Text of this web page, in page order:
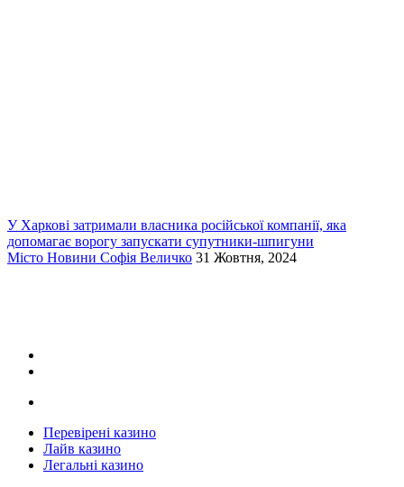
У Харкові затримали власника російської компанії, яка
допомагає ворогу запускати супутники-шпигуни
Місто Новини Софія Величко 31 Жовтня, 2024
Перевірені казино
Лайв казино
Легальні казино